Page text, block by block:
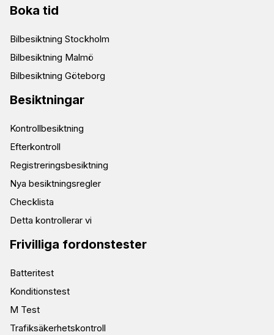
Boka tid
Bilbesiktning Stockholm
Bilbesiktning Malmö
Bilbesiktning Göteborg
Besiktningar
Kontrollbesiktning
Efterkontroll
Registreringsbesiktning
Nya besiktningsregler
Checklista
Detta kontrollerar vi
Frivilliga fordonstester
Batteritest
Konditionstest
M Test
Trafiksäkerhetskontroll